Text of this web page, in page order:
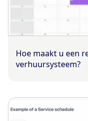
Hoe maakt u een
verhuursysteem?